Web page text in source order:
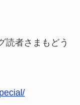
読者さまもどう